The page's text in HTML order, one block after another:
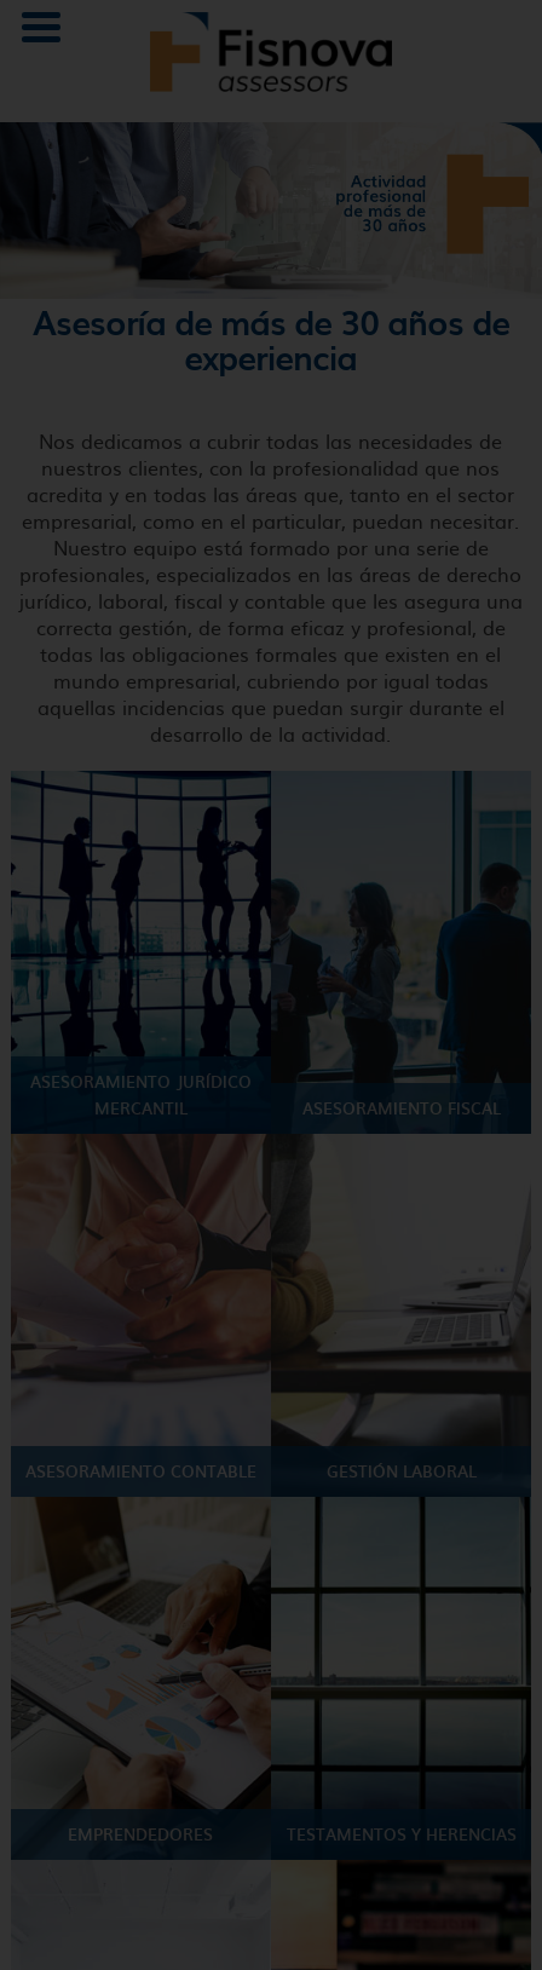
ESP CAT
Asesoría de más de 30 años de
experiencia
Nos dedicamos a cubrir todas las necesidades de
nuestros clientes, con la profesionalidad que nos
acredita y en todas las áreas que, tanto en el sector
empresarial, como en el particular, puedan necesitar.
Nuestro equipo está formado por una serie de
profesionales, especializados en las áreas de derecho
jurídico, laboral, fiscal y contable que les asegura una
correcta gestión, de forma eficaz y profesional, de
todas las obligaciones formales que existen en el
mundo empresarial, cubriendo por igual todas
aquellas incidencias que puedan surgir durante el
desarrollo de la actividad.
ASESORAMIENTO JURÍDICO
MERCANTIL
ASESORAMIENTO FISCAL
ASESORAMIENTO CONTABLE GESTIÓN LABORAL
EMPRENDEDORES TESTAMENTOS Y HERENCIAS